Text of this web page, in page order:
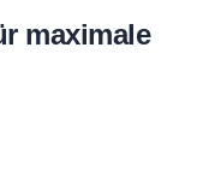
maximale